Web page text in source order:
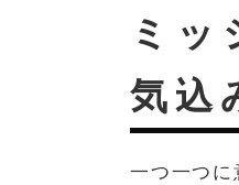
ミッ
気込
一つ一つに